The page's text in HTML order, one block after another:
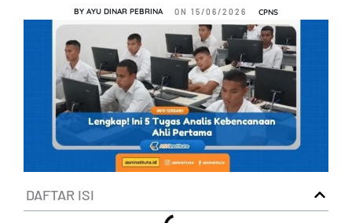
BY AYU DINAR PEBRINA ON 15/06/2026 CPNS
DAFTAR ISI